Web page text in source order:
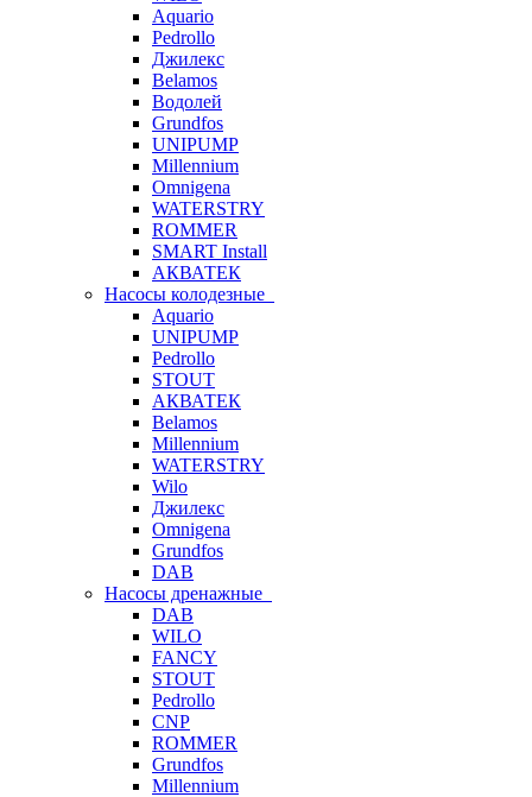
Aquario
Pedrollo
Джилекс
Belamos
Водолей
Grundfos
UNIPUMP
Millennium
Omnigena
WATERSTRY
ROMMER
SMART Install
АКВАТЕК
Насосы колодезные
Aquario
UNIPUMP
Pedrollo
STOUT
АКВАТЕК
Belamos
Millennium
WATERSTRY
Wilo
Джилекс
Omnigena
Grundfos
DAB
Насосы дренажные
DAB
WILO
FANCY
STOUT
Pedrollo
CNP
ROMMER
Grundfos
Millennium